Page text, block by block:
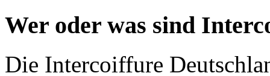
Wer oder was sind
Die Intercoiffure